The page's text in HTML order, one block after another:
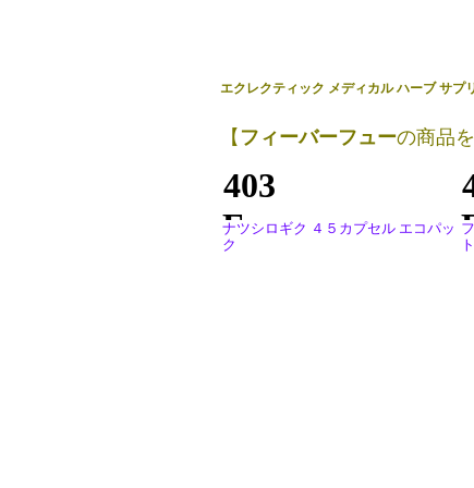
エクレクティック メディカル ハーブ サプ
【 フィーバーフューの商品
ナツシロギク ４５カプセル エコパッ
ク
ト